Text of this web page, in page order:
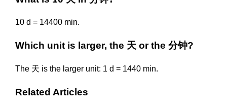
10 d = 14400 min.
Which unit is larger, the 天 or the 分钟?
The 天 is the larger unit: 1 d = 1440 min.
Related Articles